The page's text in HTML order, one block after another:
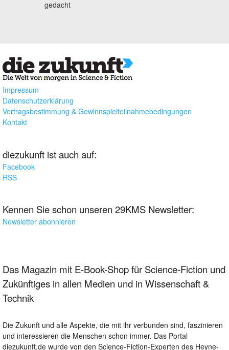
gedacht
Impressum
Datenschutzerklärung
Vertragsbestimmung & Gewinnspielteilnahmebedingungen
Kontakt
diezukunft ist auch auf:
Facebook
RSS
Kennen Sie schon unseren 29KMS Newsletter:
Newsletter abonnieren
Das Magazin mit E-Book-Shop für Science-Fiction und
Zukünftiges in allen Medien und in Wissenschaft &
Technik
Die Zukunft und alle Aspekte, die mit ihr verbunden sind, faszinieren
und interessieren die Menschen schon immer. Das Portal
diezukunft.de wurde von den Science-Fiction-Experten des Heyne-